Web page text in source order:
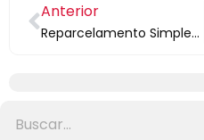
Anterior
Reparcelamento Simples Nacional: entenda as novas regras